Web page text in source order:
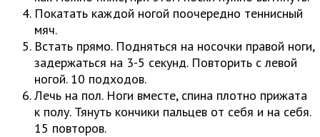
Покатать каждой ногой поочередно теннисный
мяч.
Встать прямо. Подняться на носочки правой ноги,
задержаться на 3-5 секунд. Повторить с левой
ногой. 10 подходов.
Лечь на пол. Ноги вместе, спина плотно прижата
к полу. Тянуть кончики пальцев от себя и на себя.
15 повторов.